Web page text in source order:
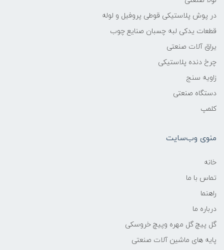
در پوش پلاستیکی قوطی پروفیل و لوله
قطعات یدکی لبه چسبان صنایع چوب
یراق آلات صنعتی
چرخ دنده پلاستیکی
زاویه سنج
دستگاه صنعتی
کلمپ
منوی وب‌سایت
خانه
تماس با ما
راهنما
درباره ما
گل پیچ گل مهره وپیچ خروسکی
پایه های ماشین آلات صنعتی